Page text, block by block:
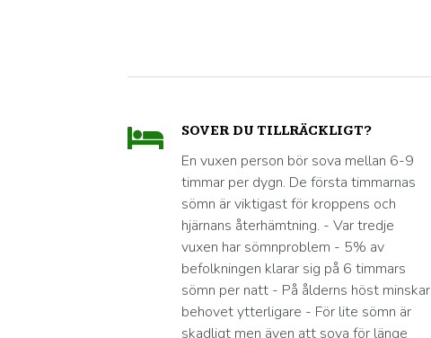
SOVER DU TILLRÄCKLIGT?
En vuxen person bör sova mellan 6-9
timmar per dygn. De första timmarnas
sömn är viktigast för kroppens och
hjärnans återhämtning. - Var tredje
vuxen har sömnproblem - 5% av
befolkningen klarar sig på 6 timmars
sömn per natt - På ålderns höst minskar
behovet ytterligare - För lite sömn är
skadligt men även att sova för länge